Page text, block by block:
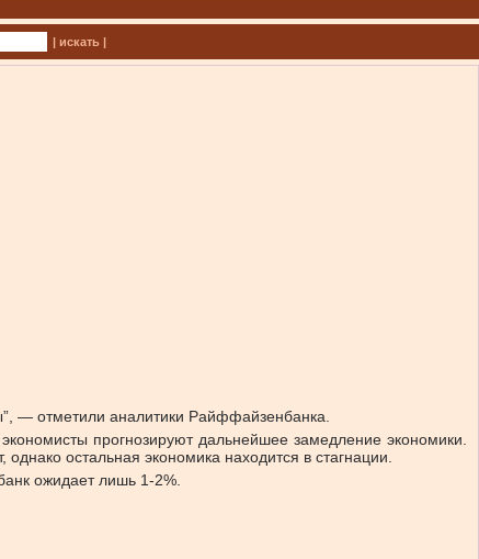
| искать |
— отметили аналитики Райффайзенбанка.
прогнозируют дальнейшее замедление экономики.
остальная экономика находится в стагнации.
ожидает лишь 1-2%.